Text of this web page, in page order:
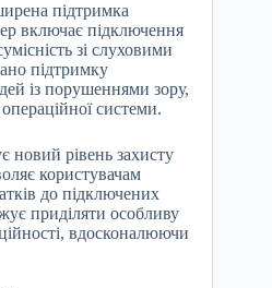
підтримка
включає підключення
зі слуховими
підтримку
із порушеннями зору,
системи.
новий рівень захисту
користувачам
до підключених
приділяти особливу
вдосконалюючи